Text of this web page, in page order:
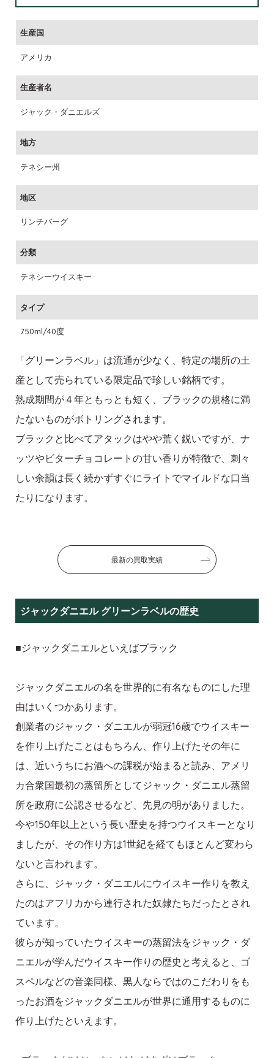
生産国
アメリカ
生産者名
ジャック・ダニエルズ
地方
テネシー州
地区
リンチバーグ
分類
テネシーウイスキー
タイプ
750ml/40度
「グリーンラベル」は流通が少なく、特定の場所の土
産として売られている限定品で珍しい銘柄です。
熟成期間が４年ともっとも短く、ブラックの規格に満
たないものがボトリングされます。
ブラックと比べてアタックはやや荒く鋭いですが、ナ
ッツやビターチョコレートの甘い香りが特徴で、刺々
しい余韻は長く続かずすぐにライトでマイルドな口当
たりになります。
最新の買取実績
ジャックダニエル グリーンラベルの歴史
■ジャックダニエルといえばブラック
ジャックダニエルの名を世界的に有名なものにした理
由はいくつかあります。
創業者のジャック・ダニエルが弱冠16歳でウイスキー
を作り上げたことはもちろん、作り上げたその年に
は、近いうちにお酒への課税が始まると読み、アメリ
カ合衆国最初の蒸留所としてジャック・ダニエル蒸留
所を政府に公認させるなど、先見の明がありました。
今や150年以上という長い歴史を持つウイスキーとなり
ましたが、その作り方は1世紀を経てもほとんど変わら
ないと言われます。
さらに、ジャック・ダニエルにウイスキー作りを教え
たのはアフリカから連行された奴隷たちだったとされ
ています。
彼らが知っていたウイスキーの蒸留法をジャック・ダ
ニエルが学んだウイスキー作りの歴史と考えると、ゴ
スペルなどの音楽同様、黒人ならではのこだわりをも
ったお酒をジャックダニエルが世界に通用するものに
作り上げたといえます。